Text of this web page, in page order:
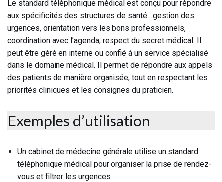
Le standard téléphonique médical est conçu pour répondre
aux spécificités des structures de santé : gestion des
urgences, orientation vers les bons professionnels,
coordination avec l’agenda, respect du secret médical. Il
peut être géré en interne ou confié à un service spécialisé
dans le domaine médical. Il permet de répondre aux appels
des patients de manière organisée, tout en respectant les
priorités cliniques et les consignes du praticien.
Exemples d’utilisation
Un cabinet de médecine générale utilise un standard
téléphonique médical pour organiser la prise de rendez-
vous et filtrer les urgences.